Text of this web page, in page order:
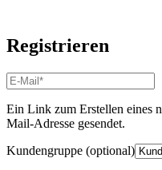
Registrieren
E-
Mail-
Adresse*
Erforderlich
Ein Link zum Erstellen eines
Mail-Adresse gesendet.
Kundengruppe (optional)